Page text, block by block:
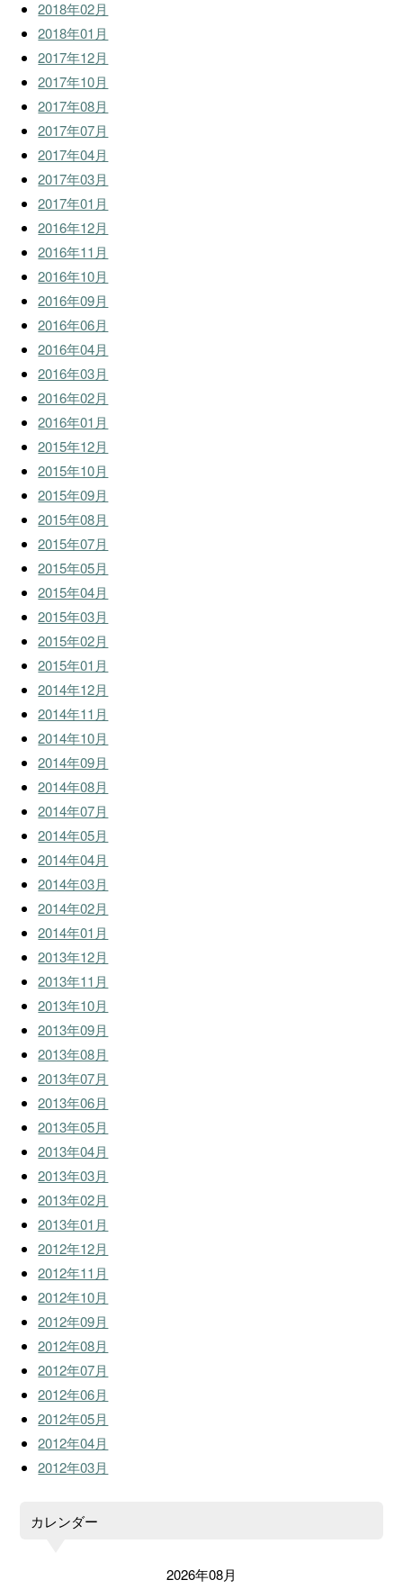
2018年02月
2018年01月
2017年12月
2017年10月
2017年08月
2017年07月
2017年04月
2017年03月
2017年01月
2016年12月
2016年11月
2016年10月
2016年09月
2016年06月
2016年04月
2016年03月
2016年02月
2016年01月
2015年12月
2015年10月
2015年09月
2015年08月
2015年07月
2015年05月
2015年04月
2015年03月
2015年02月
2015年01月
2014年12月
2014年11月
2014年10月
2014年09月
2014年08月
2014年07月
2014年05月
2014年04月
2014年03月
2014年02月
2014年01月
2013年12月
2013年11月
2013年10月
2013年09月
2013年08月
2013年07月
2013年06月
2013年05月
2013年04月
2013年03月
2013年02月
2013年01月
2012年12月
2012年11月
2012年10月
2012年09月
2012年08月
2012年07月
2012年06月
2012年05月
2012年04月
2012年03月
カレンダー
2026年08月